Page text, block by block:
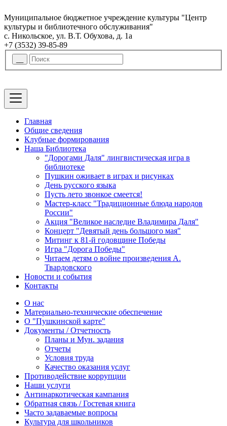
Муниципальное бюджетное учреждение культуры "Центр
культуры и библиотечного обслуживания"
с. Никольское, ул. В.Т. Обухова, д. 1а
+7 (3532) 39-85-89
Главная
Общие сведения
Клубные формирования
Наша Библиотека
"Дорогами Даля" лингвистическая игра в
библиотеке
Пушкин оживает в играх и рисунках
День русского языка
Пусть лето звонкое смеется!
Мастер-класс "Традиционные блюда народов
России"
Акция "Великое наследие Владимира Даля"
Концерт "Девятый день большого мая"
Митинг к 81-й годовщине Победы
Игра "Дорога Победы"
Читаем детям о войне произведения А.
Твардовского
Новости и события
Контакты
О нас
Материально-технические обеспечение
О "Пушкинской карте"
Документы / Отчетность
Планы и Мун. задания
Отчеты
Условия труда
Качество оказания услуг
Противодействие коррупции
Наши услуги
Антинаркотическая кампания
Обратная связь / Гостевая книга
Часто задаваемые вопросы
Культура для школьников